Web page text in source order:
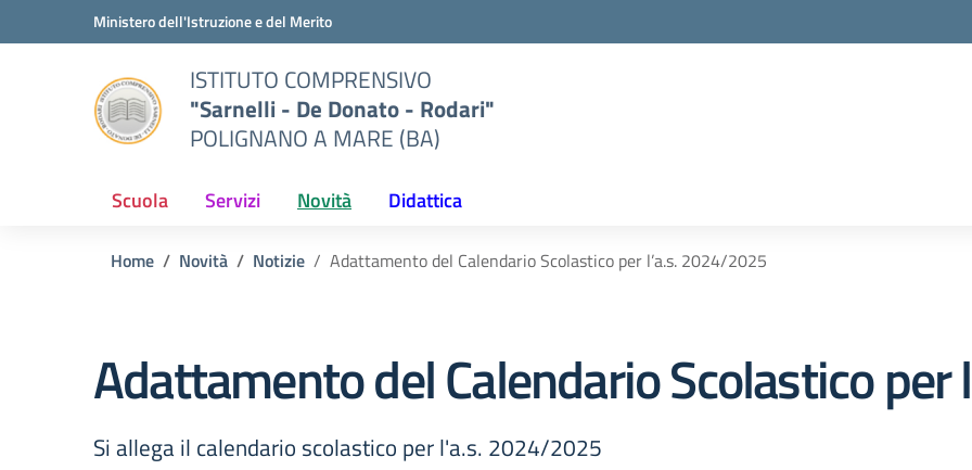
Vai ai contenuti
Vai al menu di navigazioneMinistero dell'Istruzione e del Merito
ISTITUTO COMPRENSIVO
"Sarnelli - De Donato - Rodari"
POLIGNANO A MARE (BA)
Scuola Servizi Novità Didattica
Home Novità Notizie Adattamento del Calendario Scolastico per l’a.s. 2024/2025
Adattamento del Calendario Scolastico
Si allega il calendario scolastico per l'a.s. 2024/2025